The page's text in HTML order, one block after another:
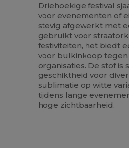
Driehoekige festival
voor evenementen of
stevig afgewerkt met
gebruikt voor
festiviteiten, het biedt
voor bulkinkoop tegen
organisaties. De stof
geschiktheid voor
sublimatie op witte
tijdens lange
hoge zichtbaarheid.